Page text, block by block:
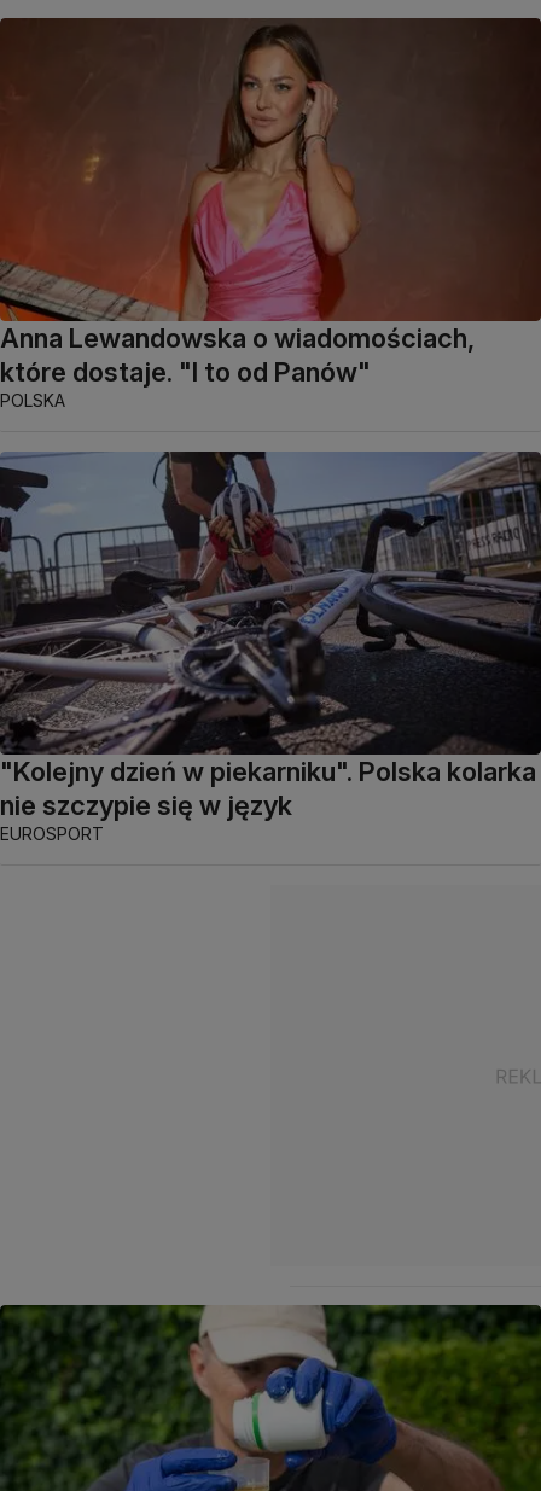
Anna Lewandowska o wiadomościach,
które dostaje. "I to od Panów"
POLSKA
"Kolejny dzień w piekarniku". Polska kolarka
nie szczypie się w język
EUROSPORT